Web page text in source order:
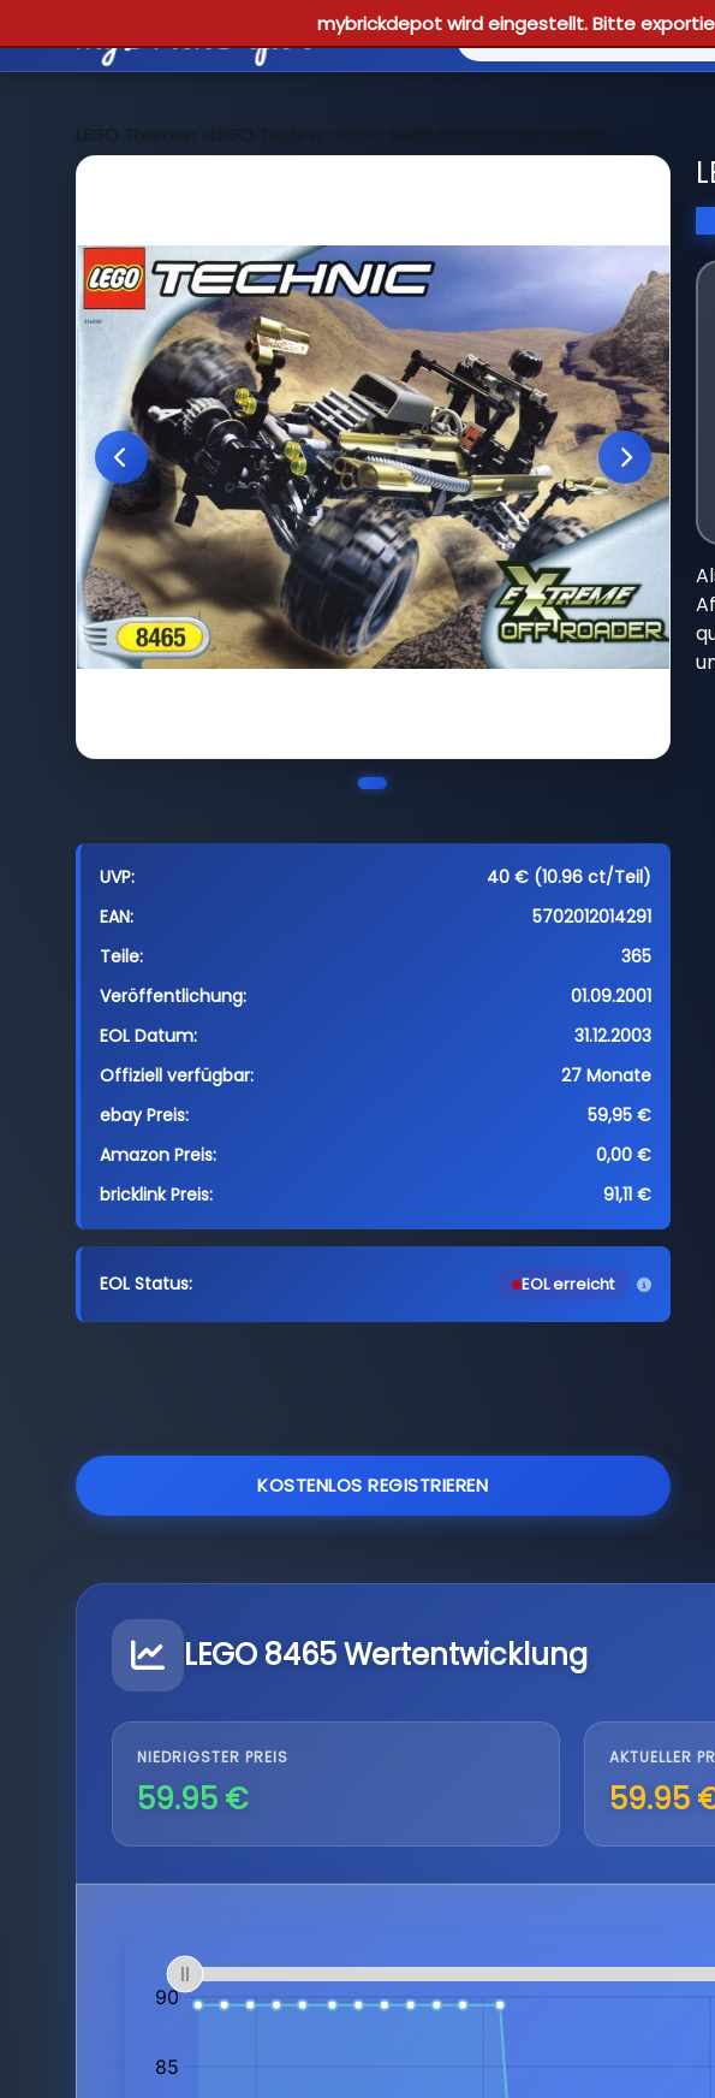
mybrickdepot wird eingestellt. Bitte
LEGO Themen >LEGO Technic >LEGO 8465 Extreme Off Roader
UVP:
40 € (10.96 ct/Teil)
EAN:
5702012014291
Teile:
365
Veröffentlichung:
01.09.2001
EOL Datum:
31.12.2003
Offiziell verfügbar:
27 Monate
ebay Preis:
59,95 €
Amazon Preis:
0,00 €
bricklink Preis:
91,11 €
EOL Status: EOL erreicht
KOSTENLOS REGISTRIEREN
LEGO 8465 Wertentwicklung
NIEDRIGSTER PREIS
59.95 €
AKTUELLER
59.95